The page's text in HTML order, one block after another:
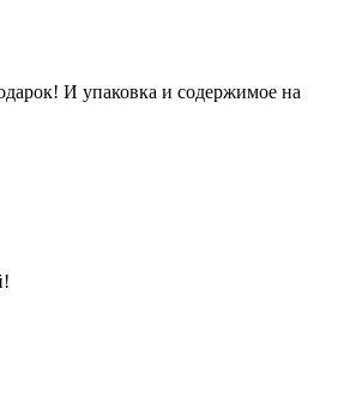
И упаковка и содержимое на